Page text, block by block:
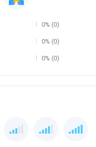
0% (0)
0% (0)
0% (0)